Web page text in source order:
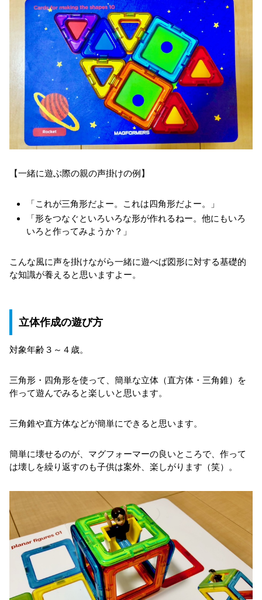
【一緒に遊ぶ際の親の声掛けの例】
「これが三角形だよー。これは四角形だよー。」
「形をつなぐといろいろな形が作れるねー。他にもいろ
いろと作ってみようか？」
こんな風に声を掛けながら一緒に遊べば図形に対する基礎的
な知識が養えると思いますよー。
立体作成の遊び方
対象年齢３～４歳。
三角形・四角形を使って、簡単な立体（直方体・三角錐）を
作って遊んでみると楽しいと思います。
三角錐や直方体などが簡単にできると思います。
簡単に壊せるのが、マグフォーマーの良いところで、作って
は壊しを繰り返すのも子供は案外、楽しがります（笑）。